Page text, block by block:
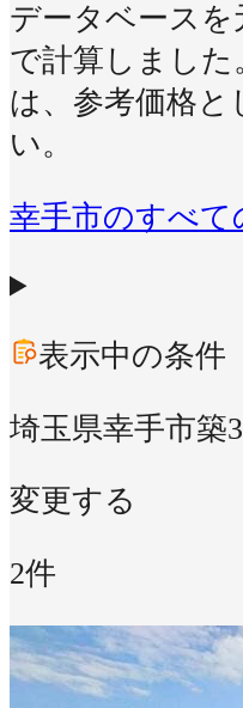
データベースを
で計算しまし
は、参考価格と
い。
幸手市のすべ
表示中の条件
埼玉県幸手市築
変更する
2件